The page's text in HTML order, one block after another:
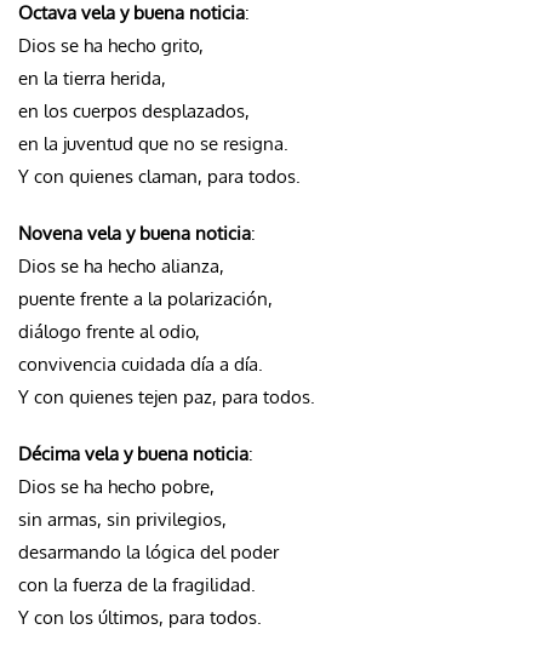
Octava vela y buena noticia:
Dios se ha hecho grito,
en la tierra herida,
en los cuerpos desplazados,
en la juventud que no se resigna.
Y con quienes claman, para todos.
Novena vela y buena noticia:
Dios se ha hecho alianza,
puente frente a la polarización,
diálogo frente al odio,
convivencia cuidada día a día.
Y con quienes tejen paz, para todos.
Décima vela y buena noticia:
Dios se ha hecho pobre,
sin armas, sin privilegios,
desarmando la lógica del poder
con la fuerza de la fragilidad.
Y con los últimos, para todos.